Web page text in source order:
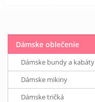
Dámske oblečenie
Dámske bundy a kabáty
Dámske mikiny
Dámske tričká